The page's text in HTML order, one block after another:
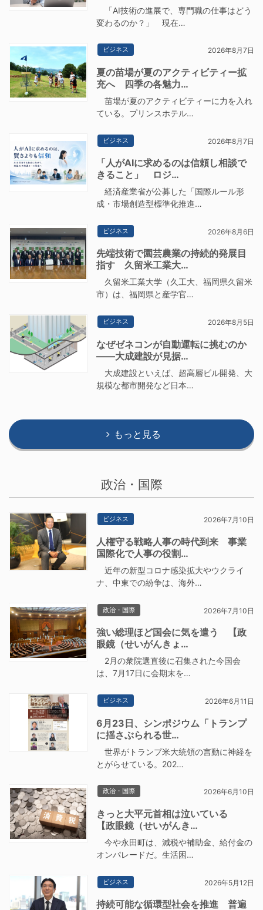
「AI技術の進展で、専門職の仕事はどう
変わるのか？」 現在…
ビジネス 2026年8月7日
夏の苗場が夏のアクティビティー拡
充へ 四季の各魅力…
苗場が夏のアクティビティーに力を入れ
ている。プリンスホテル…
ビジネス 2026年8月7日
「人がAIに求めるのは信頼し相談で
きること」 ロジ…
経済産業省が公募した「国際ルール形
成・市場創造型標準化推進…
ビジネス 2026年8月6日
先端技術で園芸農業の持続的発展目
指す 久留米工業大…
久留米工業大学（久工大、福岡県久留米
市）は、福岡県と産学官…
ビジネス 2026年8月5日
なぜゼネコンが自動運転に挑むのか
――大成建設が見据…
大成建設といえば、超高層ビル開発、大
規模な都市開発など日本…
もっと見る
政治・国際
ビジネス 2026年7月10日
人権守る戦略人事の時代到来 事業
国際化で人事の役割…
近年の新型コロナ感染拡大やウクライ
ナ、中東での紛争は、海外…
政治・国際 2026年7月10日
強い総理ほど国会に気を遣う 【政
眼鏡（せいがんきょ…
2月の衆院選直後に召集された今国会
は、7月17日に会期末を…
ビジネス 2026年6月11日
6月23日、シンポジウム「トランプ
に揺さぶられる世…
世界がトランプ米大統領の言動に神経を
とがらせている。202…
政治・国際 2026年6月10日
きっと大平元首相は泣いている
【政眼鏡（せいがんき…
今や永田町は、減税や補助金、給付金の
オンパレードだ。生活困…
ビジネス 2026年5月12日
持続可能な循環型社会を推進 普遍